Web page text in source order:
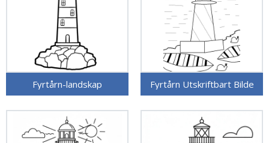
Fyrtårn-landskap Fyrtårn Utskriftbart Bilde